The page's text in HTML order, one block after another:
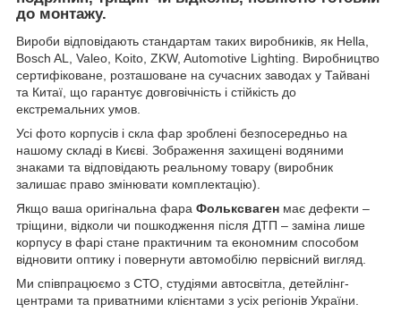
до монтажу.
Вироби відповідають стандартам таких виробників, як Hella,
Bosch AL, Valeo, Koito, ZKW, Automotive Lighting. Виробництво
сертифіковане, розташоване на сучасних заводах у Тайвані
та Китаї, що гарантує довговічність і стійкість до
екстремальних умов.
Усі фото корпусів і скла фар зроблені безпосередньо на
нашому складі в Києві. Зображення захищені водяними
знаками та відповідають реальному товару (виробник
залишає право змінювати комплектацію).
Якщо ваша оригінальна фара Фольксваген має дефекти –
тріщини, відколи чи пошкодження після ДТП – заміна лише
корпусу в фарі стане практичним та економним способом
відновити оптику і повернути автомобілю первісний вигляд.
Ми співпрацюємо з СТО, студіями автосвітла, детейлінг-
центрами та приватними клієнтами з усіх регіонів України.